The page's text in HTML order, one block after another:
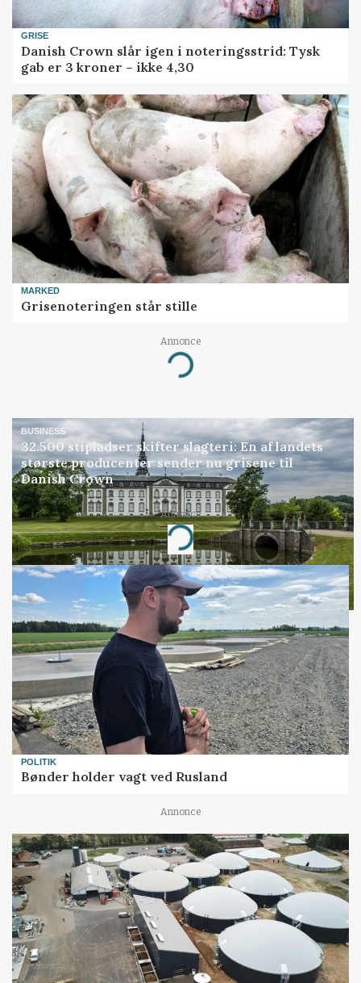
GRISE
Danish Crown slår igen i noteringsstrid: Tysk
gab er 3 kroner – ikke 4,30
MARKED
Grisenoteringen står stille
Annonce
Loading...
BUSINESS
32.500 stipladser skifter slagteri: En af landets
største producenter sender nu grisene til
Danish Crown
Annonce
Loading...
POLITIK
Bønder holder vagt ved Rusland
Annonce